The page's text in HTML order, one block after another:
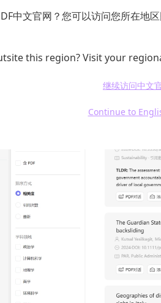
中文官网？您可以访问您所在地
this region? Visit your
继续访问中文
Continue to
入研究关键词之后，可以查